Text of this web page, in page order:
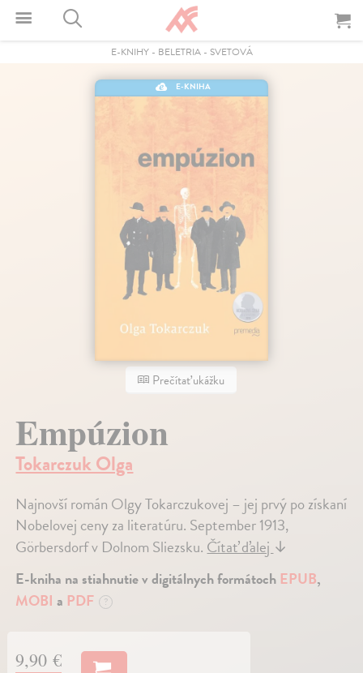
E-KNIHY- BELETRIA- SVETOVÁ
E-KNIHA
Prečítať ukážku
Empúzion
Tokarczuk Olga
Najnovší román Olgy Tokarczukovej – jej prvý po získaní
Nobelovej ceny za literatúru. September 1913,
Görbersdorf v Dolnom Sliezsku.Čítať ďalej↓
E-kniha na stiahnutie v digitálnych formátoch EPUB,
MOBI a PDF ?
9,90 €